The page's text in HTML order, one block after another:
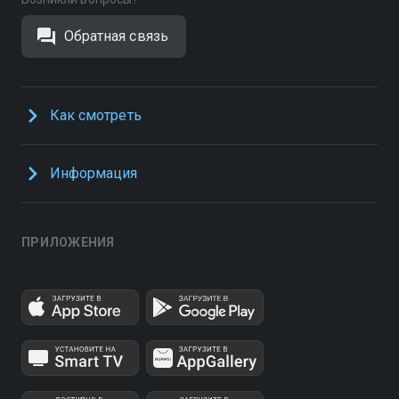
Обратная связь
Как смотреть
Информация
ПРИЛОЖЕНИЯ